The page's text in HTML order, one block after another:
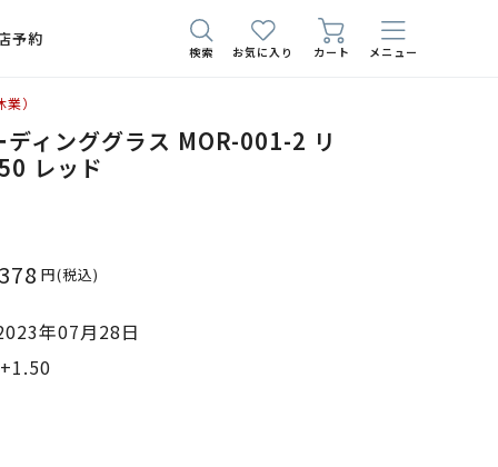
予約
検索 お気に入り カート メニュー
）
ィンググラス MOR-001-2 リ
レッド
円(税込)
年07月28日